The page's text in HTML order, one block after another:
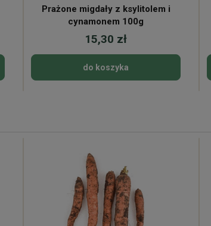
Prażone migdały z ksylitolem i
cynamonem 100g
15,30 zł
do koszyka